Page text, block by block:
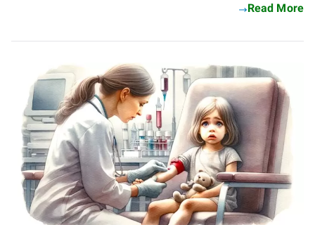
Read More